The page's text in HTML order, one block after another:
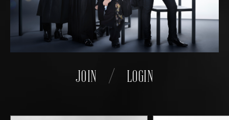
MOVIE
PUZZLE
BIOGRAPHY
JOIN LOGIN